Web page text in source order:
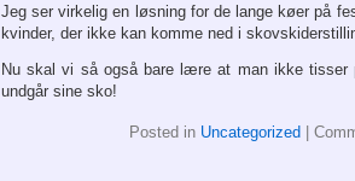
Jeg ser virkelig en løsning for de lange køer på
kvinder, der ikke kan komme ned i
Nu skal vi så også bare lære at man ikke tisser
undgår sine sko!
Posted in Uncategorized